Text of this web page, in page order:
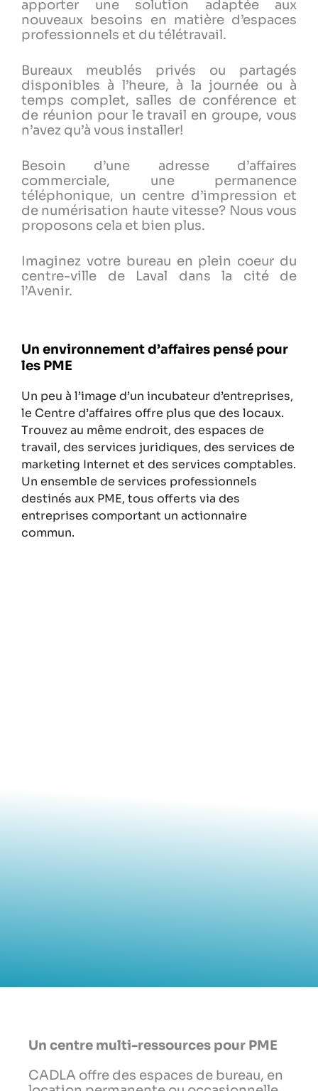
apporter une solution adaptée aux
nouveaux besoins en matière d’espaces
professionnels et du télétravail.
Bureaux meublés privés ou partagés
disponibles à l’heure, à la journée ou à
temps complet, salles de conférence et
de réunion pour le travail en groupe, vous
n’avez qu’à vous installer!
Besoin d’une adresse d’affaires
commerciale, une permanence
téléphonique, un centre d’impression et
de numérisation haute vitesse? Nous vous
proposons cela et bien plus.
Imaginez votre bureau en plein coeur du
centre-ville de Laval dans la cité de
l’Avenir.
Un environnement d’affaires pensé pour
les PME​
Un peu à l’image d’un incubateur d’entreprises,
le Centre d’affaires offre plus que des locaux.
Trouvez au même endroit, des espaces de
travail, des services juridiques, des services de
marketing Internet et des services comptables.
Un ensemble de services professionnels
destinés aux PME, tous offerts via des
entreprises comportant un actionnaire
commun.​
Un centre multi-ressources pour PME
CADLA offre des espaces de bureau, en